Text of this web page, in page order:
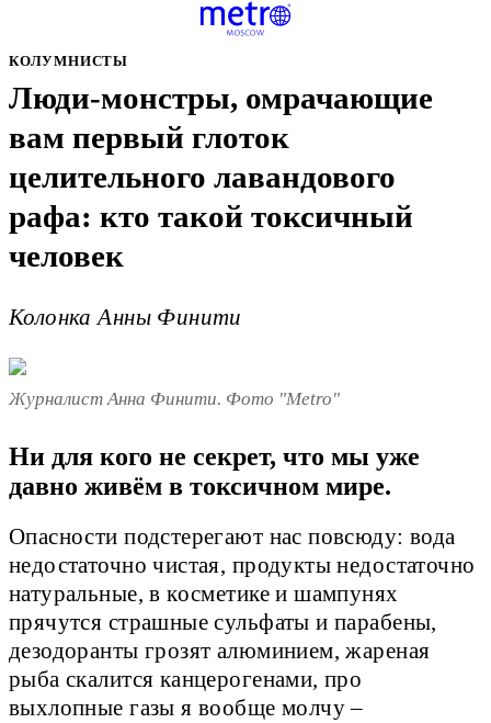
КОЛУМНИСТЫ
Люди-монстры, омрачающие
вам первый глоток
целительного лавандового
рафа: кто такой токсичный
человек
Колонка Анны Финити
Журналист Анна Финити. Фото "Metro"
Ни для кого не секрет, что мы уже
давно живём в токсичном мире.
Опасности подстерегают нас повсюду: вода
недостаточно чистая, продукты недостаточно
натуральные, в косметике и шампунях
прячутся страшные сульфаты и парабены,
дезодоранты грозят алюминием, жареная
рыба скалится канцерогенами, про
выхлопные газы я вообще молчу –